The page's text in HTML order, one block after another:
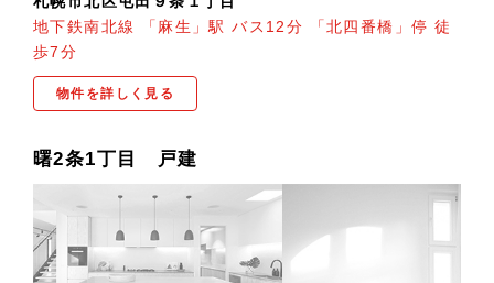
地下鉄南北線 「麻生」駅 バス12分 「北四番橋」停 徒
歩7分
物件を詳しく見る
曙2条1丁目 戸建